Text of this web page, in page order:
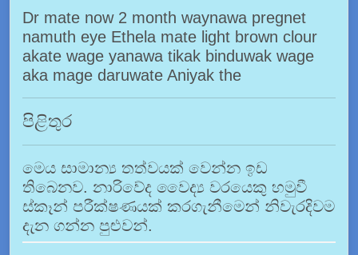
Dr mate now 2 month waynawa pregnet
namuth eye Ethela mate light brown clour
akate wage yanawa tikak binduwak wage
aka mage daruwate Aniyak the
පිළිතුර
මෙය සාමාන්‍ය තත්වයක් වෙන්න ඉඩ
තිබෙනව. නාරිවේද වෛද්‍ය වරයෙකු හමුවී
ස්කෑන් පරීක්ෂණයක් කරගැනීමෙන් නිවැරදිවම
දැන ගන්න පුළුවන්.